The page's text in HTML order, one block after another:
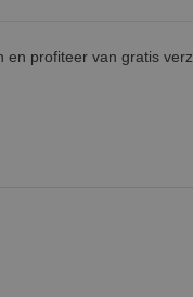
en profiteer van gratis